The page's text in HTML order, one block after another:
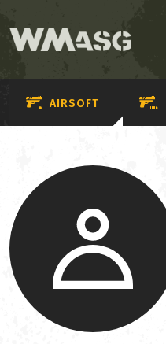
AIRSOFT